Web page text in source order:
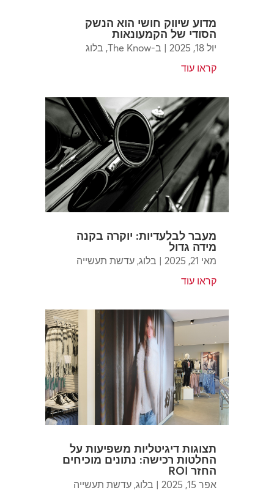
מדוע שיווק חושי הוא הנשק
הסודי של הקמעונאות
יול 18, 2025 | ב-The Know , בלוג
קראו עוד
מעבר לבלעדיות: יוקרה בקנה
מידה גדול
מאי 21, 2025 | בלוג, עדשת תעשייה
קראו עוד
תצוגות דיגיטליות משפיעות על
החלטות רכישה: נתונים מוכיחים
החזר ROI
אפר 15, 2025 | בלוג, עדשת תעשייה